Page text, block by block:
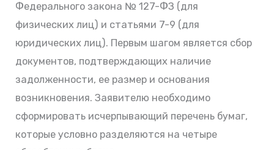
Федерального закона № 127-ФЗ (для
физических лиц) и статьями 7-9 (для
юридических лиц). Первым шагом является сбор
документов, подтверждающих наличие
задолженности, ее размер и основания
возникновения. Заявителю необходимо
сформировать исчерпывающий перечень бумаг,
которые условно разделяются на четыре